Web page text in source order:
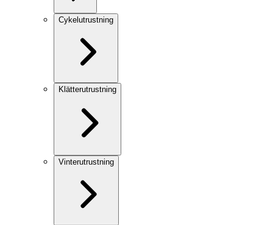
Cykelutrustning
Klätterutrustning
Vinterutrustning